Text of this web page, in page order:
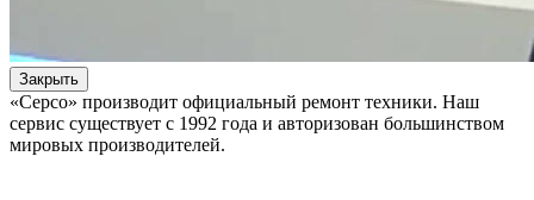
Закрыть
«Серсо» производит официальный ремонт техники. Наш
сервис существует с 1992 года и авторизован большинством
мировых производителей.